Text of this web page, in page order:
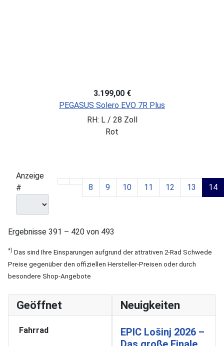
3.199,00 €
PEGASUS Solero EVO 7R Plus
RH: L / 28 Zoll
Rot
Anzeige
#
8 9 10 11 12 13 14
Ergebnisse 391 – 420 von 493
*) Das sind Ihre Einsparungen aufgrund der attrativen 2-Rad Schwede
Preise gegenüber den offiziellen Hersteller-Preisen oder durch
besondere Shop-Angebote
Geöffnet
Fahrrad
Neuigkeiten
EPIC Lošinj 2026 –